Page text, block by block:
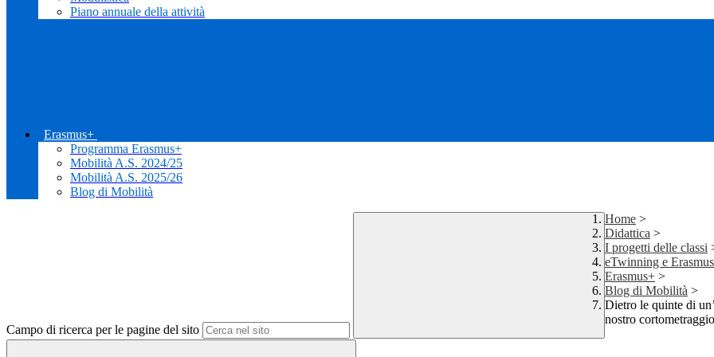
Piano annuale della attività
Erasmus+
Programma Erasmus+
Mobilità A.S. 2024/25
Mobilità A.S. 2025/26
Blog di Mobilità
Campo di ricerca per le pagine del sito
Home >
Didattica >
I progetti delle classi
eTwinning e
Erasmus+ >
Blog di Mobilità >
Dietro le quinte di
nostro